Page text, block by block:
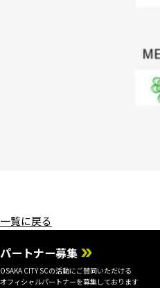
一覧に戻る
パートナー募集
OSAKA CITY SCの活動にご賛同いただける
オフィシャルパートナーを募集しております